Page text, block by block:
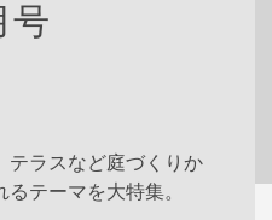
号
テラスなど庭づくりか
テーマを大特集。